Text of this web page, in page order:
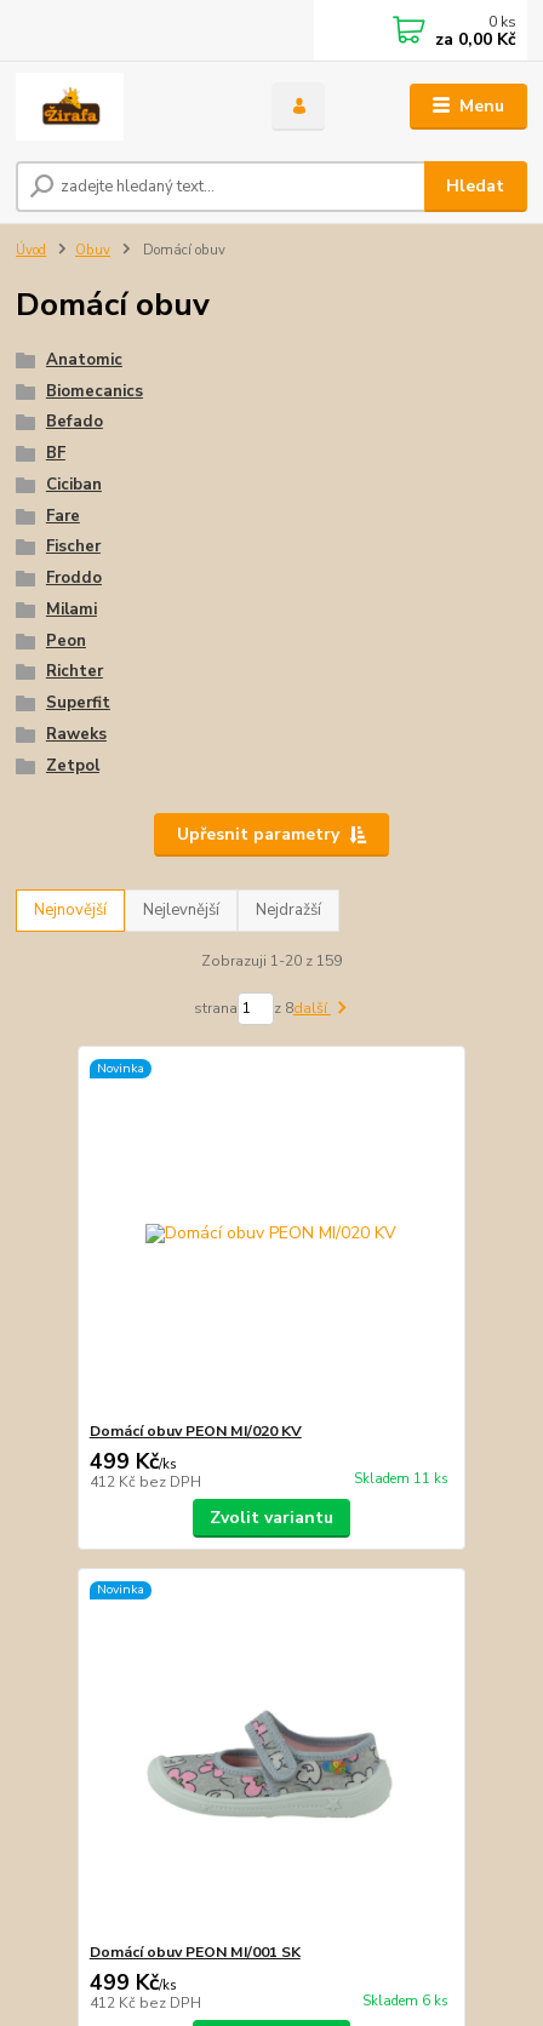
Menu
Hledat
0 ks
za 0,00 Kč
Úvod Obuv Domácí obuv
Domácí obuv
Anatomic
Biomecanics
Befado
BF
Ciciban
Fare
Fischer
Froddo
Milami
Peon
Richter
Superfit
Raweks
Zetpol
Upřesnit parametry
Nejnovější Nejlevnější Nejdražší
Zobrazuji 1-20 z 159
strana z 8další
Novinka
Domácí obuv PEON MI/020 KV
499 Kč/ks
412 Kč bez DPH Skladem 11 ks
Zvolit variantu
Novinka
Domácí obuv PEON MI/001 SK
499 Kč/ks
412 Kč bez DPH Skladem 6 ks